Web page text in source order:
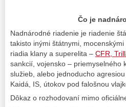
Čo je nadnárodné
Nadnárodné riadenie je riadenie
takisto inými štátnymi,
riadia klany a superelita – CFR,
sankcií, vojensko – priemyselného
služieb, alebo jednoducho
Kaidá, IS, útokov pod falošnou
Dôkaz o rozhodovaní mimo